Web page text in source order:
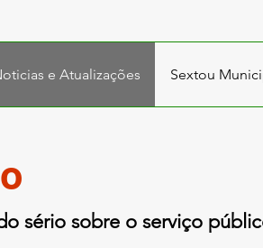
e Atualizações Sextou
sério sobre o serviço